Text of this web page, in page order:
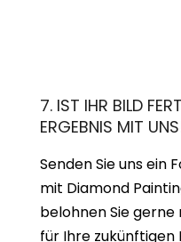
7. IST IHR BILD
ERGEBNIS MIT
Senden Sie uns ein
mit Diamond
belohnen Sie
für Ihre zukünftigen